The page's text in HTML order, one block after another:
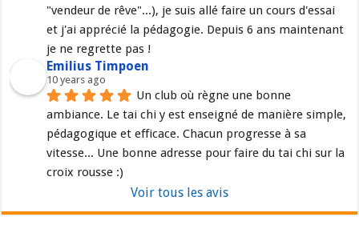
"vendeur de rêve"...), je suis allé faire un cours d'essai
et j'ai apprécié la pédagogie. Depuis 6 ans maintenant
je ne regrette pas !
Emilius Timpoen
10 years ago
Un club où règne une bonne
ambiance. Le tai chi y est enseigné de manière simple,
pédagogique et efficace. Chacun progresse à sa
vitesse... Une bonne adresse pour faire du tai chi sur la
croix rousse :)
Voir tous les avis